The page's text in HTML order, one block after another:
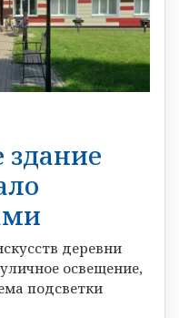
здание
деревни
освещение,
подсветки